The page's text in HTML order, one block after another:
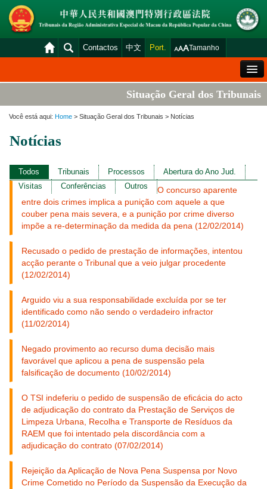
Contactos 中文 Port. Tamanho
Situação Geral dos Tribunais
Venda Judicial
Consulta das declarações de rendimentos
Download
Plataforma electrónica dos tribunais
Situação Geral dos Tribunais
Você está aqui: Home > Situação Geral dos Tribunais > Notícias
Notícias
Todos Tribunais Processos
Abertura do Ano Jud.
Visitas
Conferências Outros
O concurso aparente
entre dois crimes implica a punição com aquele a que
couber pena mais severa, e a punição por crime diverso
impõe a re-determinação da medida da pena (12/02/2014)
Recusado o pedido de prestação de informações, intentou
acção perante o Tribunal que a veio julgar procedente
(12/02/2014)
Arguido viu a sua responsabilidade excluída por se ter
identificado como não sendo o verdadeiro infractor
(11/02/2014)
Negado provimento ao recurso duma decisão mais
favorável que aplicou a pena de suspensão pela
falsificação de documento (10/02/2014)
O TSI indeferiu o pedido de suspensão de eficácia do acto
de adjudicação do contrato da Prestação de Serviços de
Limpeza Urbana, Recolha e Transporte de Resíduos da
RAEM que foi intentado pela discordância com a
adjudicação do contrato (07/02/2014)
Rejeição da Aplicação de Nova Pena Suspensa por Novo
Crime Cometido no Período da Suspensão da Execução da